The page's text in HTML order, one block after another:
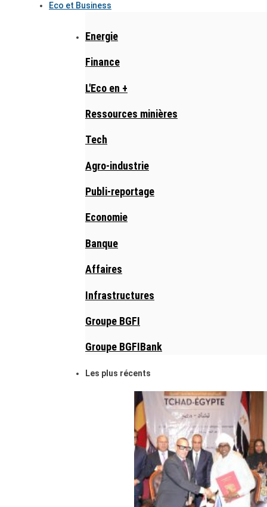
Eco et Business
Energie
Finance
L'Eco en +
Ressources minières
Tech
Agro-industrie
Publi-reportage
Economie
Banque
Affaires
Infrastructures
Groupe BGFI
Groupe BGFIBank
Les plus récents